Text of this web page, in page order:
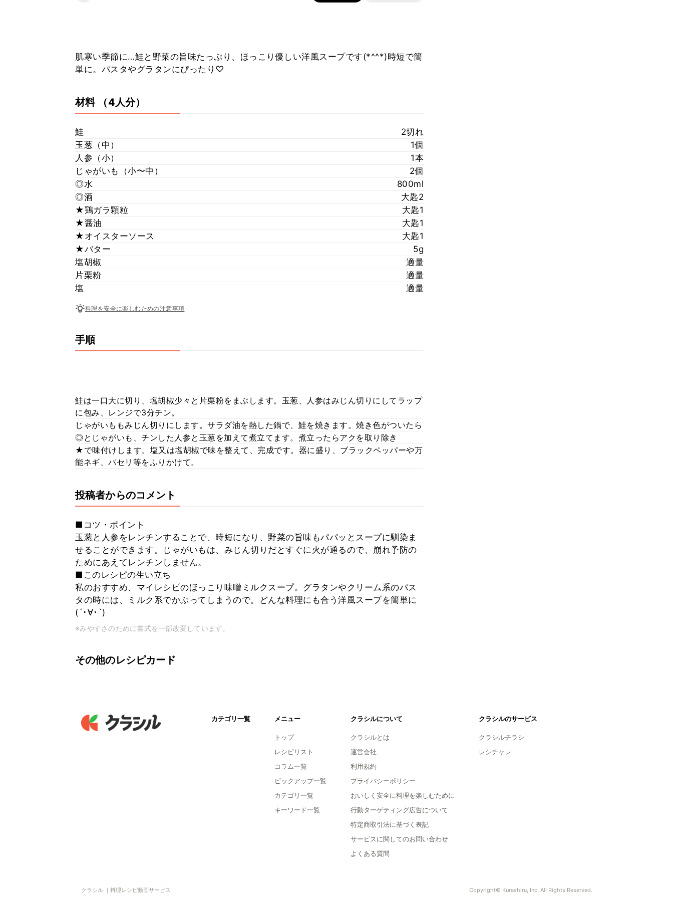
肌寒い季節に…鮭と野菜の旨味たっぷり、ほっこり優しい洋風スープです(*^^*)時短で簡
単に。パスタやグラタンにぴったり♡
材料 （4人分）
鮭
2切れ
玉葱（中）
1個
人参（小）
1本
じゃがいも（小〜中）
2個
◎水
800ml
◎酒
大匙2
★鶏ガラ顆粒
大匙1
★醤油
大匙1
★オイスターソース
大匙1
★バター
5g
塩胡椒
適量
片栗粉
適量
塩
適量
料理を安全に楽しむための注意事項
手順
鮭は一口大に切り、塩胡椒少々と片栗粉をまぶします。玉葱、人参はみじん切りにしてラップ
に包み、レンジで3分チン。
じゃがいももみじん切りにします。サラダ油を熱した鍋で、鮭を焼きます。焼き色がついたら
◎とじゃがいも、チンした人参と玉葱を加えて煮立てます。煮立ったらアクを取り除き
★で味付けします。塩又は塩胡椒で味を整えて、完成です。器に盛り、ブラックペッパーや万
能ネギ、パセリ等をふりかけて。
投稿者からのコメント
■コツ・ポイント
玉葱と人参をレンチンすることで、時短になり、野菜の旨味もパパッとスープに馴染ま
せることができます。じゃがいもは、みじん切りだとすぐに火が通るので、崩れ予防の
ためにあえてレンチンしません。
■このレシピの生い立ち
私のおすすめ、マイレシピのほっこり味噌ミルクスープ。グラタンやクリーム系のパス
タの時には、ミルク系でかぶってしまうので。どんな料理にも合う洋風スープを簡単に
(´･∀･`)
※みやすさのために書式を一部改変しています。
その他のレシピカード
カテゴリ一覧 メニュー
トップ
レシピリスト
コラム一覧
ピックアップ一覧
カテゴリ一覧
キーワード一覧
クラシルについて
クラシルとは
運営会社
利用規約
プライバシーポリシー
おいしく安全に料理を楽しむために
行動ターゲティング広告について
特定商取引法に基づく表記
サービスに関してのお問い合わせ
よくある質問
クラシルのサービス
クラシルチラシ
レシチャレ
クラシル ｜料理レシピ動画サービス Copyright© Kurashiru, Inc. All Rights Reserved.